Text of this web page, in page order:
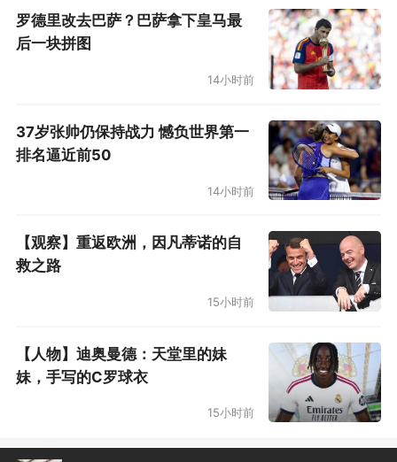
罗德里改去巴萨？巴萨拿下皇马最
后一块拼图
14小时前
37岁张帅仍保持战力 憾负世界第一
排名逼近前50
14小时前
【观察】重返欧洲，因凡蒂诺的自
救之路
15小时前
【人物】迪奥曼德：天堂里的妹
妹，手写的C罗球衣
15小时前